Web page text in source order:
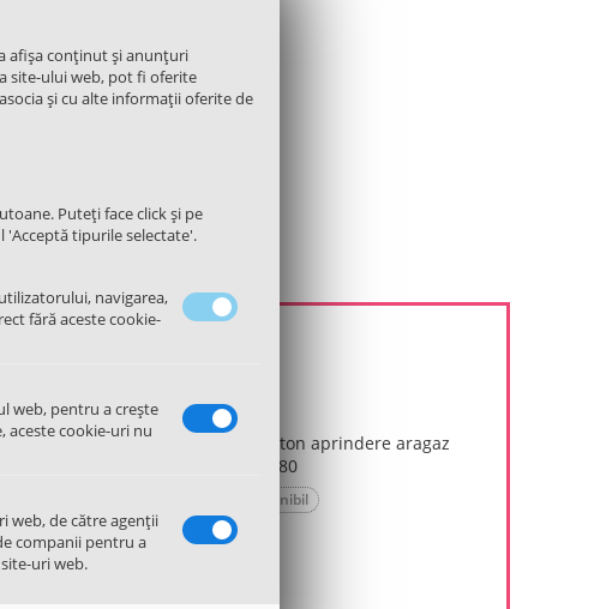
Ansamblu buton aprindere aragaz
Gorenje 108780
Stoc indisponibil
40.67
afișa conținut și anunțuri
site-ului web, pot fi oferite
și cu alte informații oferite de
Puteți face click și pe
tipurile selectate'.
navigarea,
fără aceste cookie-
web, pentru a crește
aceste cookie-uri nu
web, de către agenții
companii pentru a
uri web.